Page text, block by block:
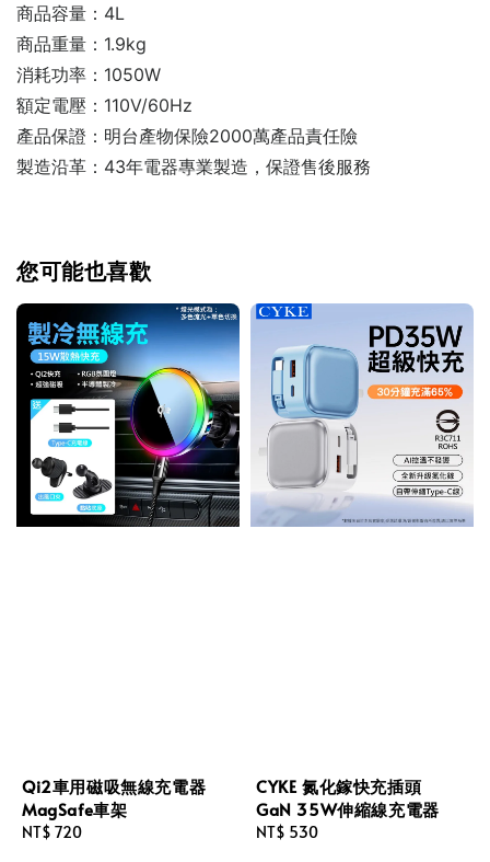
商品容量：4L
商品重量：1.9kg
消耗功率：1050W
額定電壓：110V/60Hz
產品保證：明台產物保險2000萬產品責任險
製造沿革：43年電器專業製造，保證售後服務
您可能也喜歡
Qi2車用磁吸無線充電器
MagSafe車架
Regular
NT$ 720
CYKE 氮化鎵快充插頭
GaN 35W伸縮線充電器
Regular
NT$ 530